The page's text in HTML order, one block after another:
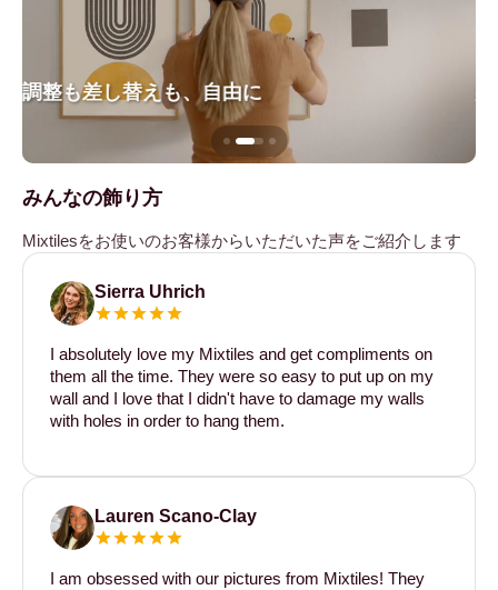
調整も差し替えも、自由に
みんなの飾り方
Mixtilesをお使いのお客様からいただいた声をご紹介します
Sierra Uhrich
I absolutely love my Mixtiles and get compliments on
them all the time. They were so easy to put up on my
wall and I love that I didn't have to damage my walls
with holes in order to hang them.
Lauren Scano-Clay
I am obsessed with our pictures from Mixtiles! They